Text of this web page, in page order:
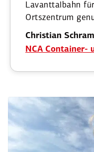
Lavanttalbahn
Ortszentrum
Christian
NCA Container-